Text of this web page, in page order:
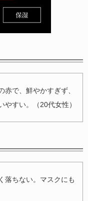
赤で、鮮やかすぎず、
やすい。（20代女性）
落ちない。マスクにも